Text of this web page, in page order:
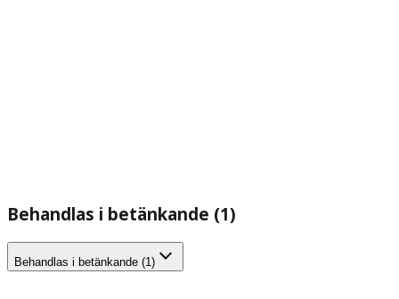
Behandlas i betänkande (1)
Behandlas i betänkande (1)